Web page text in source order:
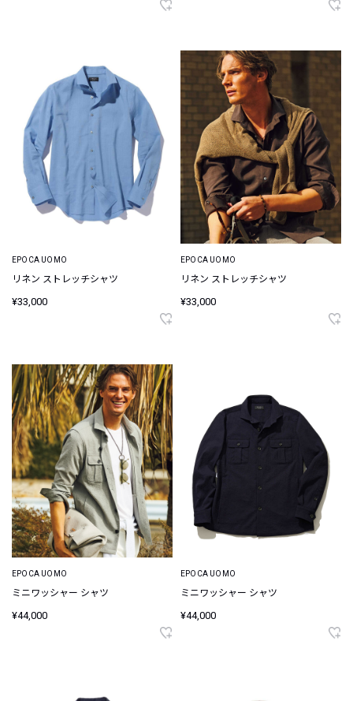
EPOCA UOMO
リネン ストレッチシャツ
¥33,000
EPOCA UOMO
リネン ストレッチシャツ
¥33,000
EPOCA UOMO
ミニワッシャー シャツ
¥44,000
EPOCA UOMO
ミニワッシャー シャツ
¥44,000